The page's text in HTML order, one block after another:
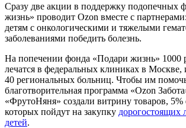
Сразу две акции в поддержку подопечных
жизнь» проводит Ozon вместе с
детям с онкологическими и тяжелыми
заболеваниями победить болезнь.
На попечении фонда «Подари жизнь» 1000
лечатся в федеральных клиниках в Москве,
40 региональных больниц. Чтобы им
благотворительная программа «Ozon
«ФрутоНяня» создали витрину товаров,
которых пойдут на закупку дорогостоящих
детей.